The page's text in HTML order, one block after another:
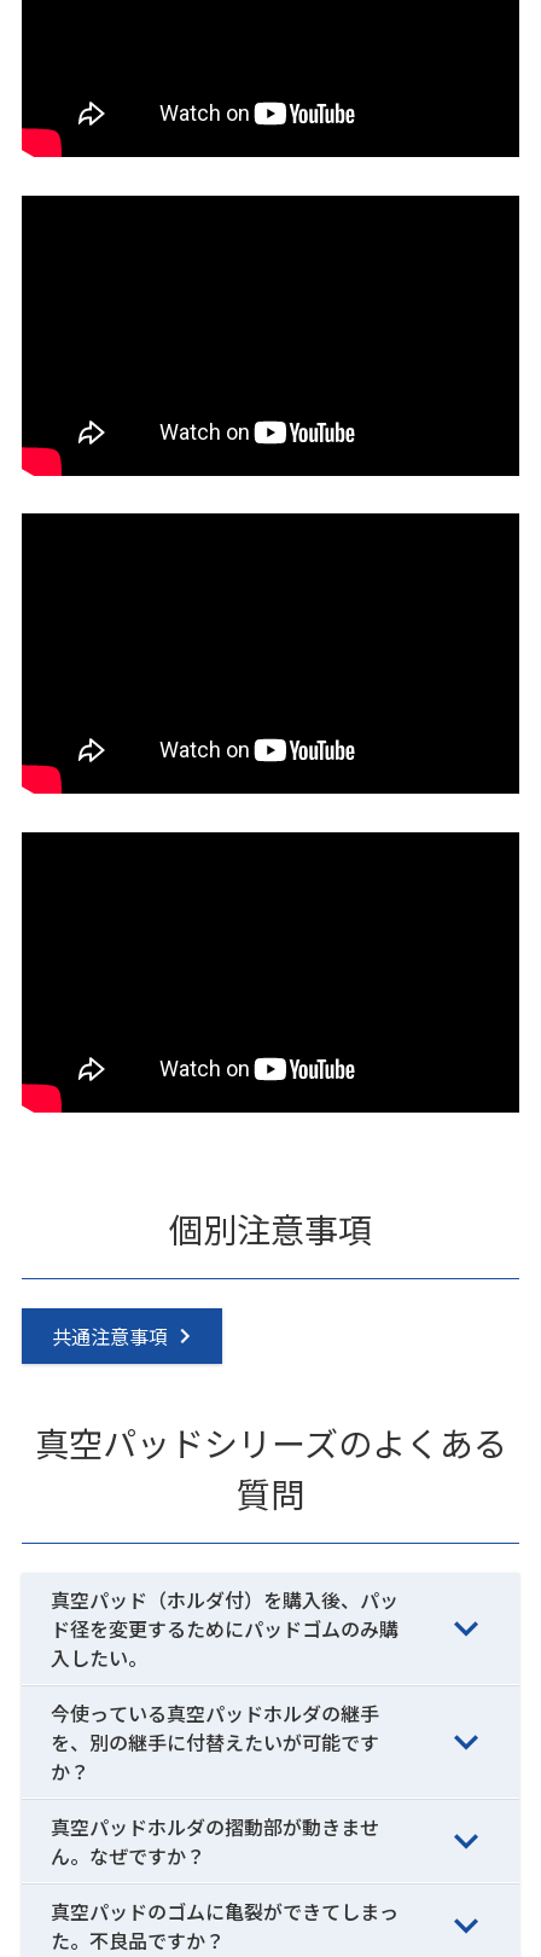
個別注意事項
共通注意事項
真空パッドシリーズのよくある
質問
真空パッド（ホルダ付）を購入後、パッ
ド径を変更するためにパッドゴムのみ購
入したい。
今使っている真空パッドホルダの継手
を、別の継手に付替えたいが可能です
か？
真空パッドホルダの摺動部が動きませ
ん。なぜですか？
真空パッドのゴムに亀裂ができてしまっ
た。不良品ですか？